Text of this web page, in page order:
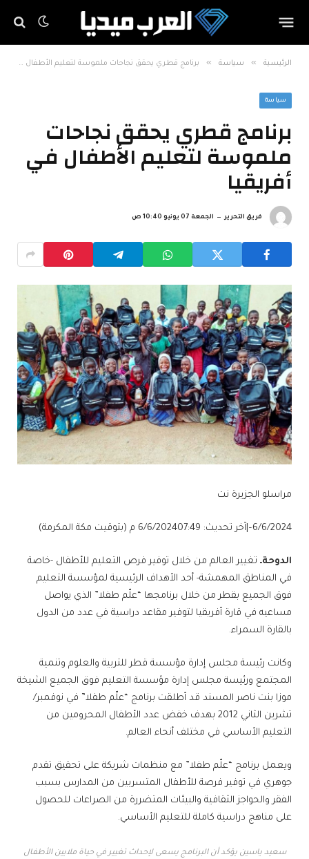
الرئيسية » سياسة » برنامج قطري يحقق نجاحات ملموسة لتعليم الأطفال في أفريقيا
سياسة
برنامج قطري يحقق نجاحات
ملموسة لتعليم الأطفال في
أفريقيا
فريق التحرير الجمعة 07 يونيو 10:40 ص
مراسلو الجزيرة نت
6/6/2024
– آخر تحديث: 6/6/2024 07:49 م (بتوقيت مكة المكرمة)
الدوحةـ تغيير العالم من خلال توفير فرص التعليم للأطفال -خاصة
في المناطق المهمشة- أحد الأهداف الرئيسية لمؤسسة التعليم
فوق الجميع بقطر من خلال برنامجها “علّم طفلا” الذي يواصل
مساعيه في قارة أفريقيا لتوفير مقاعد دراسية في عدد من الدول
بالقارة السمراء.
وكانت رئيسة مجلس إدارة مؤسسة قطر للتربية والعلوم وتنمية
المجتمع ورئيسة مجلس إدارة مؤسسة التعليم فوق الجميع الشيخة
موزا بنت ناصر المسند قد أطلقت برنامج “علّم طفلا” في نوفمبر/
تشرين الثاني 2012 بهدف خفض عدد الأطفال المحرومين من
التعليم الأساسي في مختلف أنحاء العالم.
ويعمل برنامج “علّم طفلا” مع منظمات شريكة على تحقيق تقدم
جوهري في توفير فرصة للأطفال المتسربين من المدارس بسبب
الفقر والحواجز الثقافية والبيئات المتضررة من الصراعات للحصول
على مناهج دراسية كاملة للتعليم الأساسي.
سعيد ياسين يؤكد أن البرنامج يسعى لإحداث تغيير في حياة ملايين الأطفال